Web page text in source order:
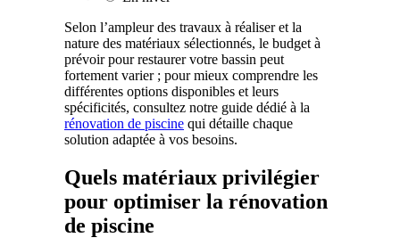
Selon l’ampleur des travaux à réaliser et la
nature des matériaux sélectionnés, le budget à
prévoir pour restaurer votre bassin peut
fortement varier ; pour mieux comprendre les
différentes options disponibles et leurs
spécificités, consultez notre guide dédié à la
rénovation de piscine qui détaille chaque
solution adaptée à vos besoins.
Quels matériaux privilégier
pour optimiser la rénovation
de piscine